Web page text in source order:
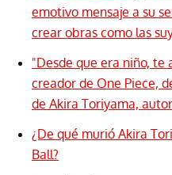
emotivo mensaje a su
crear obras como las
"Desde que era niño,
creador de One Piece,
de Akira Toriyama,
¿De qué murió Akira
Ball?